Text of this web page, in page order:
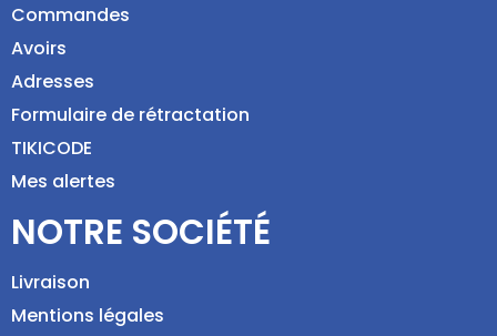
Commandes
Avoirs
Adresses
Formulaire de rétractation
TIKICODE
Mes alertes
NOTRE SOCIÉTÉ
Livraison
Mentions légales